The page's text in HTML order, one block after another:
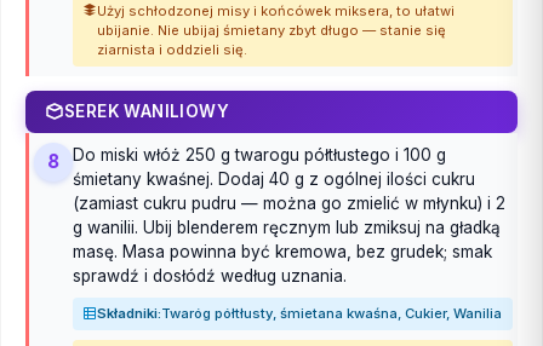
Użyj schłodzonej misy i końcówek miksera, to ułatwi
ubijanie. Nie ubijaj śmietany zbyt długo — stanie się
ziarnista i oddzieli się.
SEREK WANILIOWY
8
Do miski włóż 250 g twarogu półtłustego i 100 g
śmietany kwaśnej. Dodaj 40 g z ogólnej ilości cukru
(zamiast cukru pudru — można go zmielić w młynku) i 2
g wanilii. Ubij blenderem ręcznym lub zmiksuj na gładką
masę. Masa powinna być kremowa, bez grudek; smak
sprawdź i dosłódź według uznania.
Składniki:Twaróg półtłusty, śmietana kwaśna, Cukier, Wanilia